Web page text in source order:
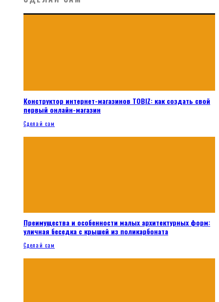
Конструктор интернет-магазинов TOBIZ: как создать свой
первый онлайн-магазин
Сделай сам
Преимущества и особенности малых архитектурных форм:
уличная беседка с крышей из поликарбоната
Сделай сам